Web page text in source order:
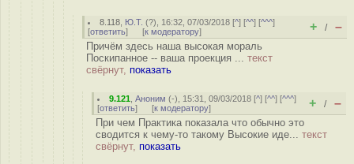
8.118 Ю.Т. (?), 16:32, 07/03/2018 [^] [^^] [^^^]
[ответить] [к модератору] + / –
Причём здесь наша высокая мораль
Поскипанное -- ваша проекция ... текст
свёрнут, показать
9.121 ,Аноним (-), 15:31, 09/03/2018 [^] [^^] [^^^]
[ответить] [к модератору] + / –
При чем Практика показала что обычно это
сводится к чему-то такому Высокие иде... текст
свёрнут, показать